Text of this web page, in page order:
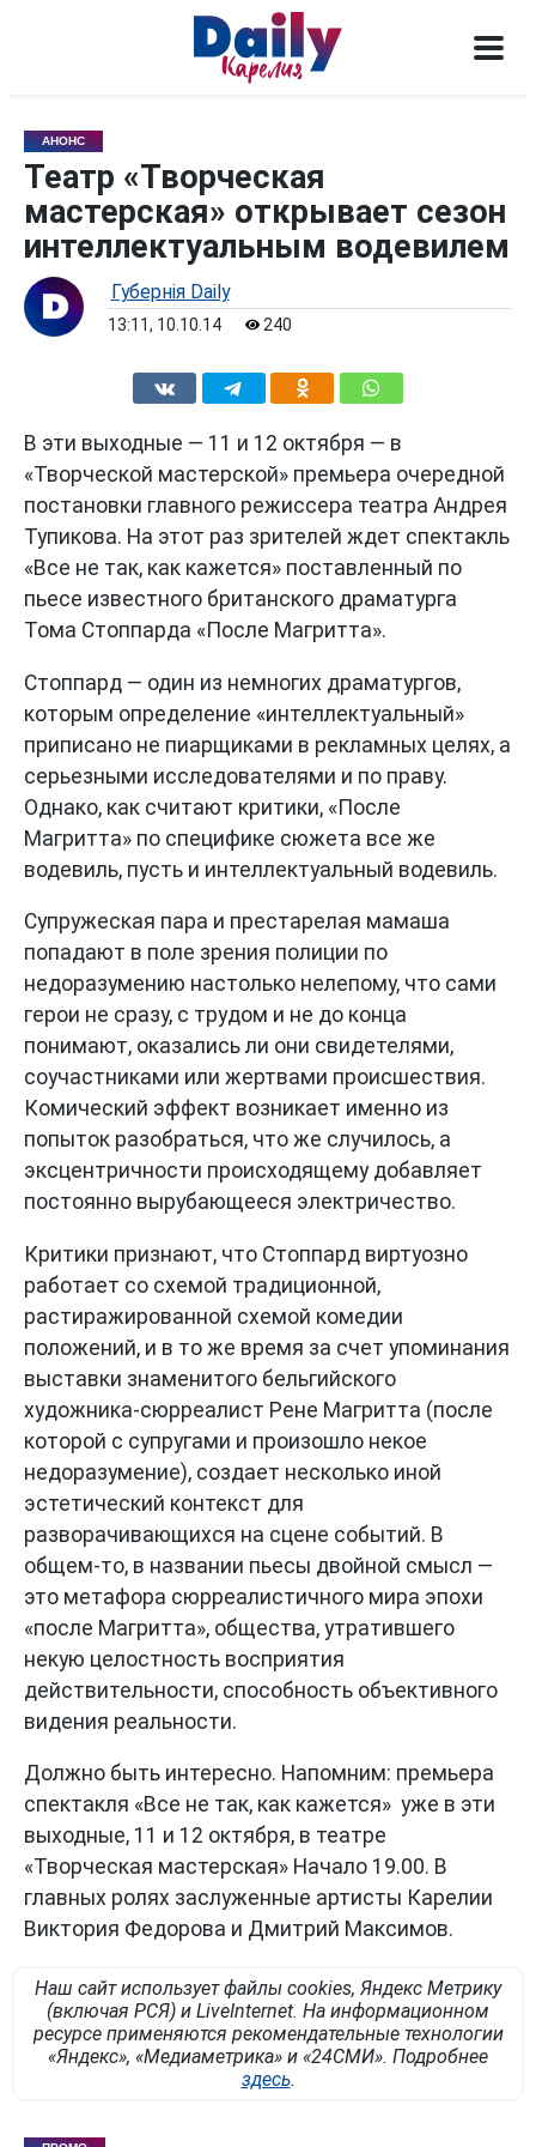
АНОНС
Театр «Творческая
мастерская» открывает сезон
интеллектуальным водевилем
Губернiя Daily
13:11, 10.10.14 240
В эти выходные — 11 и 12 октября — в
«Творческой мастерской» премьера очередной
постановки главного режиссера театра Андрея
Тупикова. На этот раз зрителей ждет спектакль
«Все не так, как кажется» поставленный по
пьесе известного британского драматурга
Тома Стоппарда «После Магритта».
Стоппард — один из немногих драматургов,
которым определение «интеллектуальный»
приписано не пиарщиками в рекламных целях, а
серьезными исследователями и по праву.
Однако, как считают критики, «После
Магритта» по специфике сюжета все же
водевиль, пусть и интеллектуальный водевиль.
Супружеская пара и престарелая мамаша
попадают в поле зрения полиции по
недоразумению настолько нелепому, что сами
герои не сразу, с трудом и не до конца
понимают, оказались ли они свидетелями,
соучастниками или жертвами происшествия.
Комический эффект возникает именно из
попыток разобраться, что же случилось, а
эксцентричности происходящему добавляет
постоянно вырубающееся электричество.
Критики признают, что Стоппард виртуозно
работает со схемой традиционной,
растиражированной схемой комедии
положений, и в то же время за счет упоминания
выставки знаменитого бельгийского
художника-сюрреалист Рене Магритта (после
которой с супругами и произошло некое
недоразумение), создает несколько иной
эстетический контекст для
разворачивающихся на сцене событий. В
общем-то, в названии пьесы двойной смысл —
это метафора сюрреалистичного мира эпохи
«после Магритта», общества, утратившего
некую целостность восприятия
действительности, способность объективного
видения реальности.
Должно быть интересно. Напомним: премьера
спектакля «Все не так, как кажется» уже в эти
выходные, 11 и 12 октября, в театре
«Творческая мастерская» Начало 19.00. В
главных ролях заслуженные артисты Карелии
Виктория Федорова и Дмитрий Максимов.
Наш сайт использует файлы cookies, Яндекс Метрику
(включая РСЯ) и LiveInternet. На информационном
ресурсе применяются рекомендательные технологии
«Яндекс», «Медиаметрика» и «24СМИ». Подробнее
здесь.